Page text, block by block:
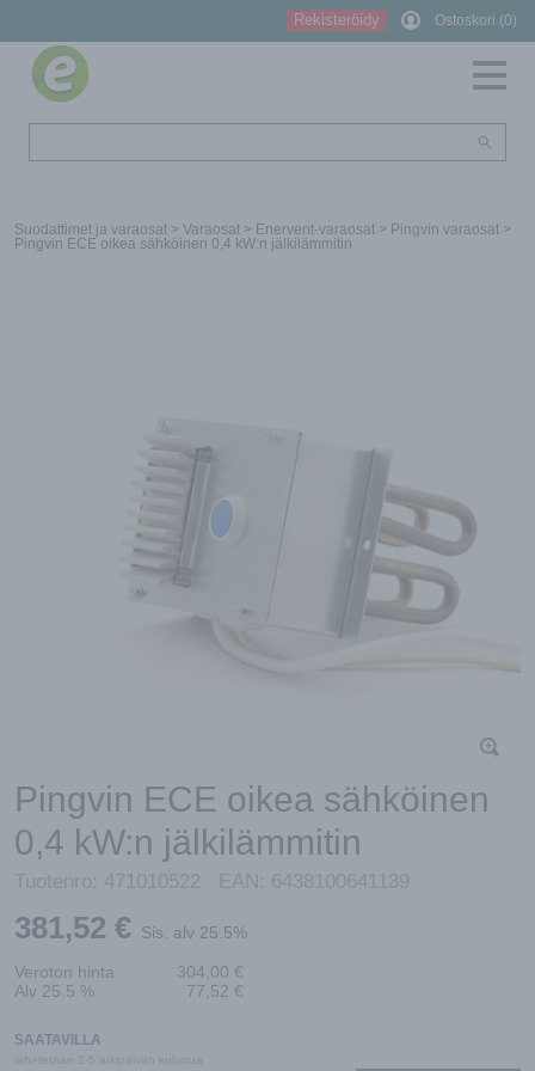
Rekisteröidy Ostoskori (0)
Suodattimet ja varaosat > Varaosat > Enervent-varaosat > Pingvin varaosat >
Pingvin ECE oikea sähköinen 0,4 kW:n jälkilämmitin
Pingvin ECE oikea sähköinen
0,4 kW:n jälkilämmitin
Tuotenro: 471010522 EAN: 6438100641139
381,52 € Sis. alv 25.5%
Veroton hinta 304,00 €
Alv 25.5 %
77,52 €
SAATAVILLA